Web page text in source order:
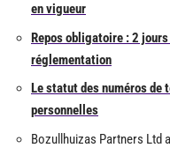
en vigueur
Repos obligatoire : 2
réglementation
Le statut des numéros de
personnelles
Bozullhuizas Partners Ltd